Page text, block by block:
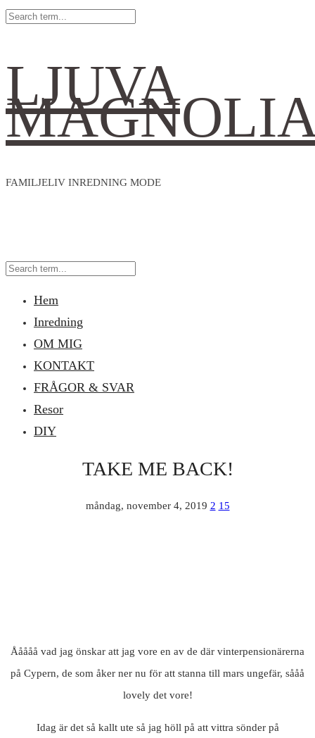
LJUVA
FAMILJELIV INREDNING MODE
Hem
Inredning
OM MIG
KONTAKT
FRÅGOR & SVAR
Resor
DIY
TAKE ME BACK!
måndag, november 4, 2019 2 15
Ååååå vad jag önskar att jag vore en av de där vinterpensionärerna
på Cypern, de som åker ner nu för att stanna till mars ungefär, sååå
lovely det vore!
Idag är det så kallt ute så jag höll på att vittra sönder på